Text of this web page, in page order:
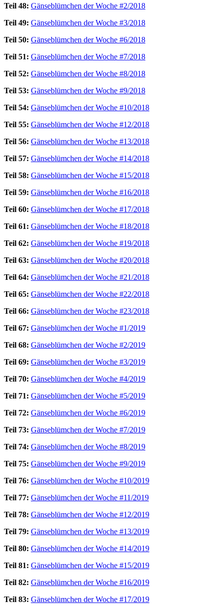
Teil 48: Gänseblümchen der Woche #2/2018
Teil 49: Gänseblümchen der Woche #3/2018
Teil 50: Gänseblümchen der Woche #6/2018
Teil 51: Gänseblümchen der Woche #7/2018
Teil 52: Gänseblümchen der Woche #8/2018
Teil 53: Gänseblümchen der Woche #9/2018
Teil 54: Gänseblümchen der Woche #10/2018
Teil 55: Gänseblümchen der Woche #12/2018
Teil 56: Gänseblümchen der Woche #13/2018
Teil 57: Gänseblümchen der Woche #14/2018
Teil 58: Gänseblümchen der Woche #15/2018
Teil 59: Gänseblümchen der Woche #16/2018
Teil 60: Gänseblümchen der Woche #17/2018
Teil 61: Gänseblümchen der Woche #18/2018
Teil 62: Gänseblümchen der Woche #19/2018
Teil 63: Gänseblümchen der Woche #20/2018
Teil 64: Gänseblümchen der Woche #21/2018
Teil 65: Gänseblümchen der Woche #22/2018
Teil 66: Gänseblümchen der Woche #23/2018
Teil 67: Gänseblümchen der Woche #1/2019
Teil 68: Gänseblümchen der Woche #2/2019
Teil 69: Gänseblümchen der Woche #3/2019
Teil 70: Gänseblümchen der Woche #4/2019
Teil 71: Gänseblümchen der Woche #5/2019
Teil 72: Gänseblümchen der Woche #6/2019
Teil 73: Gänseblümchen der Woche #7/2019
Teil 74: Gänseblümchen der Woche #8/2019
Teil 75: Gänseblümchen der Woche #9/2019
Teil 76: Gänseblümchen der Woche #10/2019
Teil 77: Gänseblümchen der Woche #11/2019
Teil 78: Gänseblümchen der Woche #12/2019
Teil 79: Gänseblümchen der Woche #13/2019
Teil 80: Gänseblümchen der Woche #14/2019
Teil 81: Gänseblümchen der Woche #15/2019
Teil 82: Gänseblümchen der Woche #16/2019
Teil 83: Gänseblümchen der Woche #17/2019